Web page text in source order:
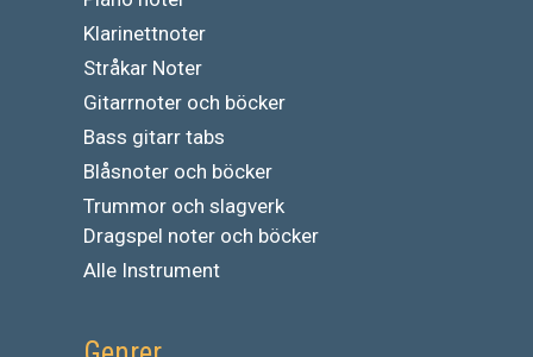
Klarinettnoter
Stråkar Noter
Gitarrnoter och böcker
Bass gitarr tabs
Blåsnoter och böcker
Trummor och slagverk
Dragspel noter och böcker
Alle Instrument